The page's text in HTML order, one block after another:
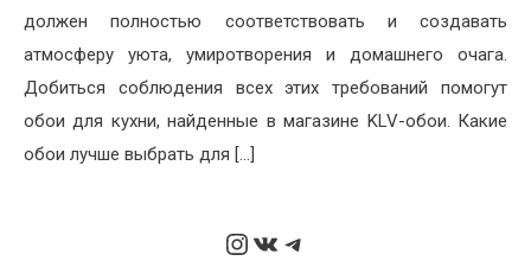
должен полностью соответствовать и создавать
атмосферу уюта, умиротворения и домашнего очага.
Добиться соблюдения всех этих требований помогут
обои для кухни, найденные в магазине KLV-обои. Какие
обои лучше выбрать для […]
Instagram
ВКонтакте
Telegram